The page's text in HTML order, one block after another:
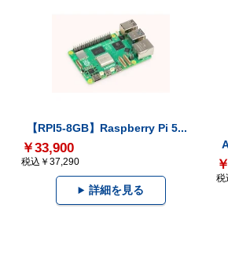
【RPI5-8GB】Raspberry Pi 5...
￥33,900
税込￥37,290
詳細を見る
税